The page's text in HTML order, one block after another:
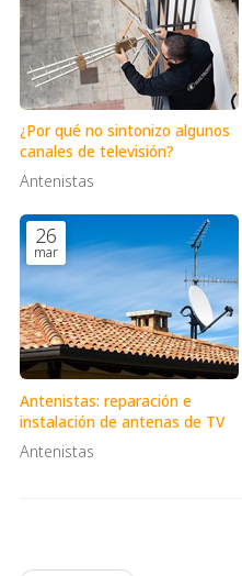
¿Por qué no sintonizo algunos
canales de televisión?
Antenistas
26
mar
Antenistas: reparación e
instalación de antenas de TV
Antenistas